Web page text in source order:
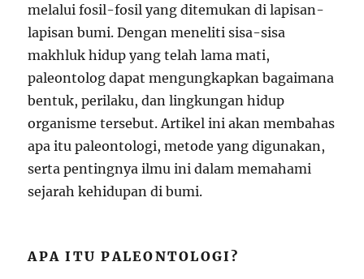
melalui fosil-fosil yang ditemukan di lapisan-
lapisan bumi. Dengan meneliti sisa-sisa
makhluk hidup yang telah lama mati,
paleontolog dapat mengungkapkan bagaimana
bentuk, perilaku, dan lingkungan hidup
organisme tersebut. Artikel ini akan membahas
apa itu paleontologi, metode yang digunakan,
serta pentingnya ilmu ini dalam memahami
sejarah kehidupan di bumi.
APA ITU PALEONTOLOGI?